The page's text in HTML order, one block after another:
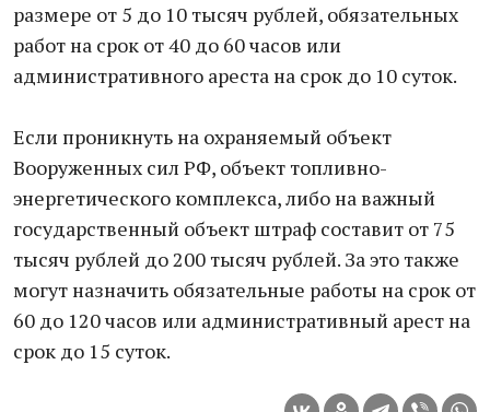
размере от 5 до 10 тысяч рублей, обязательных
работ на срок от 40 до 60 часов или
административного ареста на срок до 10 суток.
Если проникнуть на охраняемый объект
Вооруженных сил РФ, объект топливно-
энергетического комплекса, либо на важный
государственный объект штраф составит от 75
тысяч рублей до 200 тысяч рублей. За это также
могут назначить обязательные работы на срок от
60 до 120 часов или административный арест на
срок до 15 суток.